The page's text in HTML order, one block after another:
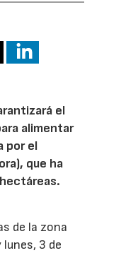
el
alimentar
por el
que ha
de la zona
3 de